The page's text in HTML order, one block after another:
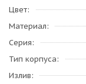
Цвет
Материал
Серия
Тип корпуса
Излив